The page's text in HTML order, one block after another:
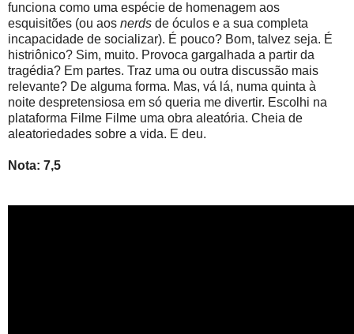
funciona como uma espécie de homenagem aos
esquisitões (ou aos nerds de óculos e a sua completa
incapacidade de socializar). É pouco? Bom, talvez seja. É
histriônico? Sim, muito. Provoca gargalhada a partir da
tragédia? Em partes. Traz uma ou outra discussão mais
relevante? De alguma forma. Mas, vá lá, numa quinta à
noite despretensiosa em só queria me divertir. Escolhi na
plataforma Filme Filme uma obra aleatória. Cheia de
aleatoriedades sobre a vida. E deu.
Nota: 7,5